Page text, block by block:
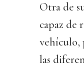
Otra de
capaz de
vehículo,
las